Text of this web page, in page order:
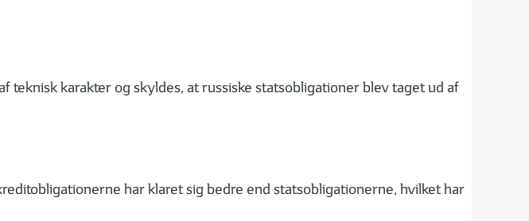
karakter og skyldes, at russiske statsobligationer blev taget ud af
har klaret sig bedre end statsobligationerne, hvilket har